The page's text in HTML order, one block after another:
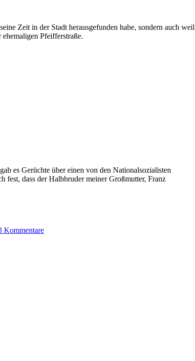
Zeit in der Stadt herausgefunden habe, sondern auch weil
Pfeifferstraße.
es Gerüchte über einen von den Nationalsozialisten
fest, dass der Halbbruder meiner Großmutter, Franz
Kommentare